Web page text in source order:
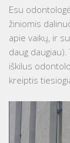
Esu
žiniomis
apie vaikų, ir
daug
iškilus
kreiptis